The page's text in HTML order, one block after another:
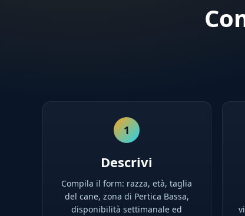
1
Descrivi
Compila il form: razza, età, taglia
del cane, zona di Pertica Bassa,
disponibilità settimanale ed